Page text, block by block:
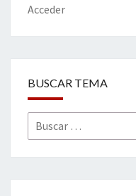
Acceder
BUSCAR TEMA
Buscar
por: